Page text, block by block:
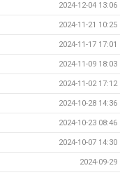
2024-12-04 13:06
2024-11-21 10:25
2024-11-17 17:01
2024-11-09 18:03
2024-11-02 17:12
2024-10-28 14:36
2024-10-23 08:46
2024-10-07 14:30
2024-09-29